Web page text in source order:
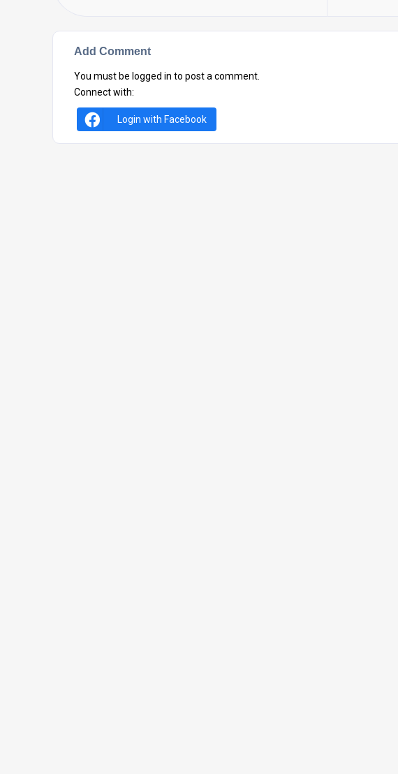
Add Comment
You must be logged in to post a comment.
Connect with:
Login with Facebook